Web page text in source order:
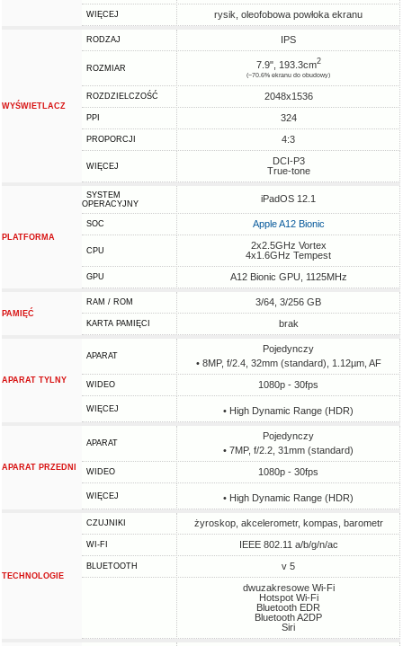
WIĘCEJ rysik, oleofobowa powłoka ekranu
WYŚWIETLACZ
RODZAJ IPS
ROZMIAR 7.9", 193.3cm2
(~70.6% ekranu do obudowy)
ROZDZIELCZOŚĆ 2048x1536
PPI 324
PROPORCJI 4:3
WIĘCEJ
DCI-P3
True-tone
PLATFORMA
SYSTEM
OPERACYJNY
iPadOS 12.1
SOC Apple A12 Bionic
CPU
2x2.5GHz Vortex
4x1.6GHz Tempest
GPU A12 Bionic GPU, 1125MHz
PAMIĘĆ
RAM / ROM 3/64, 3/256 GB
KARTA PAMIĘCI brak
APARAT TYLNY
APARAT
Pojedynczy
• 8MP, f/2.4, 32mm (standard), 1.12µm, AF
WIDEO 1080p - 30fps
WIĘCEJ • High Dynamic Range (HDR)
APARAT PRZEDNI
APARAT
Pojedynczy
• 7MP, f/2.2, 31mm (standard)
WIDEO 1080p - 30fps
WIĘCEJ • High Dynamic Range (HDR)
TECHNOLOGIE
CZUJNIKI żyroskop, akcelerometr, kompas, barometr
WI-FI IEEE 802.11 a/b/g/n/ac
BLUETOOTH
v 5
dwuzakresowe Wi-Fi
Hotspot Wi-Fi
Bluetooth EDR
Bluetooth A2DP
Siri